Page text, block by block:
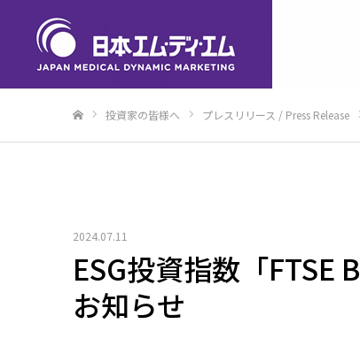
投資家の皆様へ プレスリリース / Press Release
2024.07.11
ESG投資指数「
お知らせ